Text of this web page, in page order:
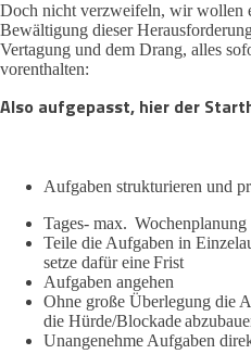
Doch nicht verzweifeln, wir wollen
Bewältigung dieser
Vertagung und dem Drang, alles
vorenthalten:
Also aufgepasst, hier der
Aufgaben strukturieren und
Tages- max. Wochenplanung​
Teile die Aufgaben in
setze dafür eine Frist​
Aufgaben angehen​
Ohne große Überlegung die
die Hürde/Blockade
Unangenehme Aufgaben